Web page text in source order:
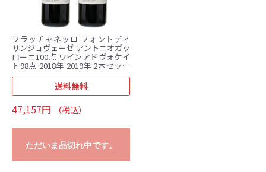
フラッチャネッロ フォントディ
サンジョヴェーゼ アントニオガッ
ローニ100点 ワインアドヴォケイ
ト98点 2018年 2019年 2本セット
(750ml×2)
送料無料
47,157円 （税込）
ただいま品切れ中です。